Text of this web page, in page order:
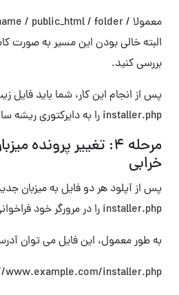
البته خالی بودن این مسیر به صورت
بررسی کنید.
پس از انجام این کار، شما باید فایل
installer.php را به دایرکتوری ریشه سایت خود آپلود کنید.
مرحله ۴: تغییر پرونده
خرابی
پس از آپلود هر دو فایل به میزبان
installer.php را در مرورگر خود فراخوانی کنید.
به طور معمول، این فایل می توان
www.example.com/installer.php